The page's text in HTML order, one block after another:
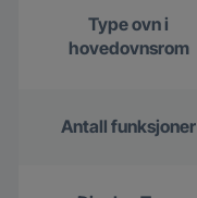
Type ovn i
hovedovnsrom
Antall funksjoner